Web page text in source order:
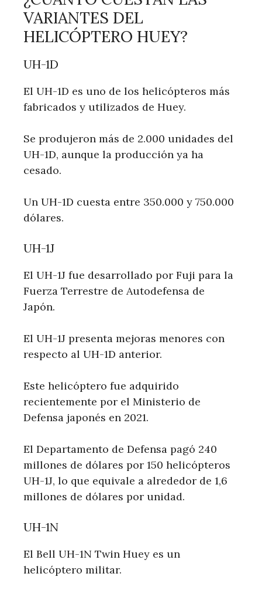
VARIANTES DEL
HELICÓPTERO HUEY?
UH-1D
El UH-1D es uno de los helicópteros más
fabricados y utilizados de Huey.
Se produjeron más de 2.000 unidades del
UH-1D, aunque la producción ya ha
cesado.
Un UH-1D cuesta entre 350.000 y 750.000
dólares.
UH-1J
El UH-1J fue desarrollado por Fuji para la
Fuerza Terrestre de Autodefensa de
Japón.
El UH-1J presenta mejoras menores con
respecto al UH-1D anterior.
Este helicóptero fue adquirido
recientemente por el Ministerio de
Defensa japonés en 2021.
El Departamento de Defensa pagó 240
millones de dólares por 150 helicópteros
UH-1J, lo que equivale a alrededor de 1,6
millones de dólares por unidad.
UH-1N
El Bell UH-1N Twin Huey es un
helicóptero militar.